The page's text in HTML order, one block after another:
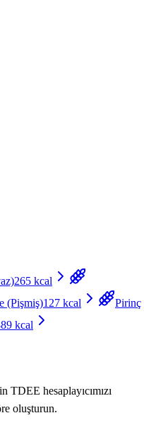
265 kcal
(Pişmiş)127 kcal
Pirinç
kcal
TDEE hesaplayıcımızı
oluşturun.